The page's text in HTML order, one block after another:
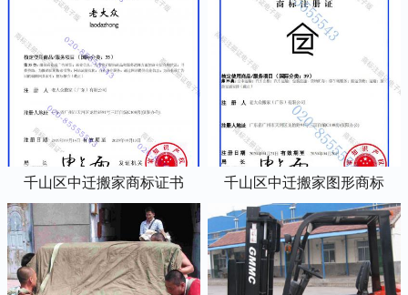
千山区中迁搬家商标证书 千山区中迁搬家图形商标